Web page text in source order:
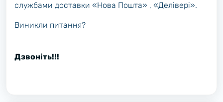
службами доставки «Нова Пошта» , «Делівері».
Виникли питання?
Дзвоніть!!!